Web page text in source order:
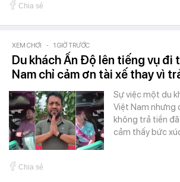
Chia sẻ
XEM CHƠI - 1 GIỜ TRƯỚC
Du khách Ấn Độ lên tiếng vụ đi
Nam chỉ cảm ơn tài xế thay vì
Sự việc một du
Việt Nam nhưng
không trả tiền
cảm thấy bức
Chia sẻ